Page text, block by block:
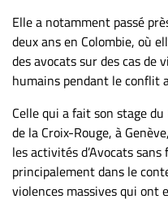
ET
ENTREPRISES
Espace
Page
entreprises
Publier
un
Elle a notamment passé
deux ans en Colombie, où
des avocats sur des cas de
humains pendant le conflit
Celle qui a fait son stage
de la Croix-Rouge, à
les activités d’Avocats
principalement dans le
violences massives qui ont